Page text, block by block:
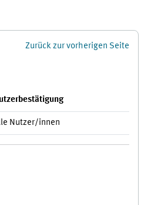
Zurück zur vorherigen Seite
Nutzer/innen